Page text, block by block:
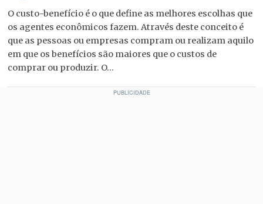
O custo-benefício é o que define as melhores escolhas que
os agentes econômicos fazem. Através deste conceito é
que as pessoas ou empresas compram ou realizam aquilo
em que os benefícios são maiores que o custos de
comprar ou produzir. O...